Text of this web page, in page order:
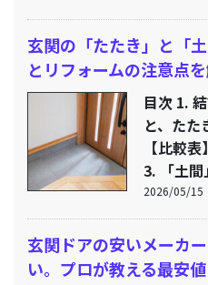
玄関の「たたき」と「
とリフォームの注意点
目次 1.
と、た
【比較
3. 「土
2026/05/15
玄関ドアの安いメーカ
い。プロが教える最安